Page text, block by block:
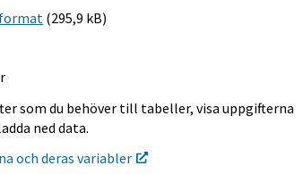
(295,9 kB)
som du behöver till tabeller, visa uppgifterna
ned data.
och deras variabler